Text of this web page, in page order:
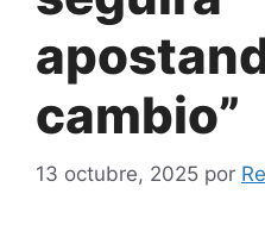
cambio”
13 octubre, 2025 por